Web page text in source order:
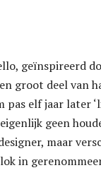
geïnspireerd
groot deel van
elf jaar later
geen
maar
in